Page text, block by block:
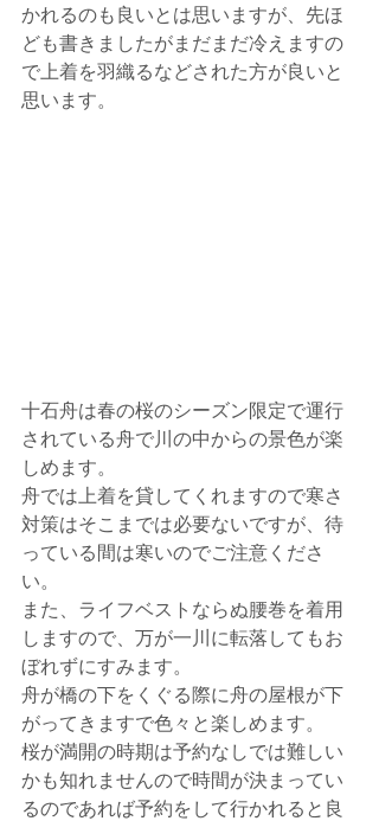
かれるのも良いとは思いますが、先ほ
ども書きましたがまだまだ冷えますの
で上着を羽織るなどされた方が良いと
思います。
十石舟は春の桜のシーズン限定で運行
されている舟で川の中からの景色が楽
しめます。
舟では上着を貸してくれますので寒さ
対策はそこまでは必要ないですが、待
っている間は寒いのでご注意くださ
い。
また、ライフベストならぬ腰巻を着用
しますので、万が一川に転落してもお
ぼれずにすみます。
舟が橋の下をくぐる際に舟の屋根が下
がってきますで色々と楽しめます。
桜が満開の時期は予約なしでは難しい
かも知れませんので時間が決まってい
るのであれば予約をして行かれると良